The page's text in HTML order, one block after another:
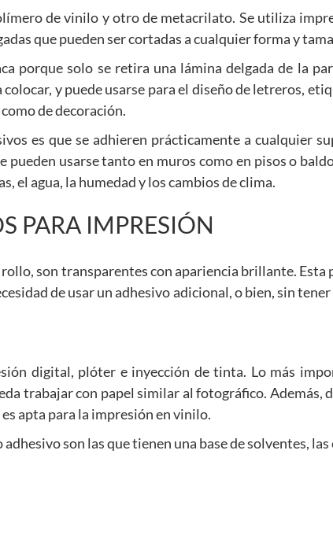
de vinilo y otro de metacrilato. Se utiliza
que pueden ser cortadas a cualquier forma y
porque solo se retira una lámina delgada de la
y puede usarse para el diseño de letreros,
de decoración.
es que se adhieren prácticamente a cualquier
usarse tanto en muros como en pisos o
el agua, la humedad y los cambios de clima.
PARA IMPRESIÓN
son transparentes con apariencia brillante. Esta
de usar un adhesivo adicional, o bien, sin
digital, plóter e inyección de tinta. Lo más
trabajar con papel similar al fotográfico. Además,
apta para la impresión en vinilo.
son las que tienen una base de solventes,